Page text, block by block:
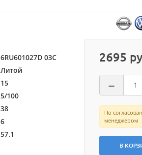
2695
По
менеджером
В
6RU601027D 03C
Литой
15
5/100
38
6
57.1